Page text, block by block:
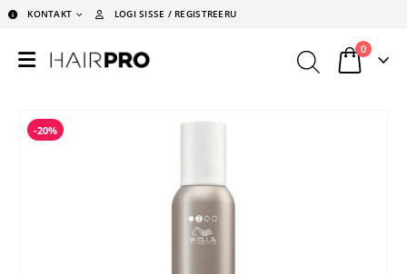
KONTAKT LOGI SISSE / REGISTREERU
0
-20%